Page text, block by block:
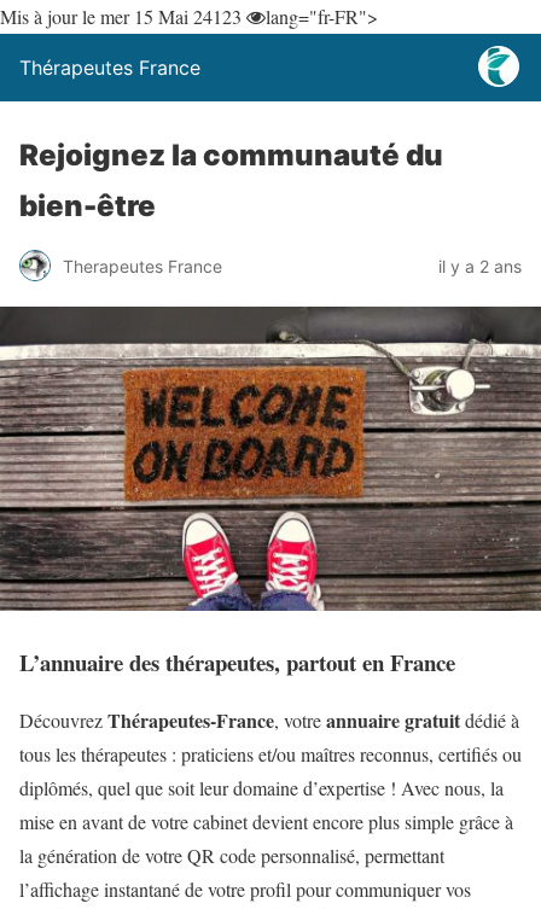
Mis à jour le mer 15 Mai 24123 lang="fr-FR">
Thérapeutes France
Rejoignez la communauté du
bien-être
Therapeutes France il y a 2 ans
L’annuaire des thérapeutes, partout en France
DécouvrezThérapeutes-France, votreannuaire gratuitdédié à
tous les thérapeutes : praticiens et/ou maîtres reconnus, certifiés ou
diplômés, quel que soit leur domaine d’expertise ! Avec nous, la
mise en avant de votre cabinet devient encore plus simple grâce à
la génération de votre QR code personnalisé, permettant
l’affichage instantané de votre profil pour communiquer vos